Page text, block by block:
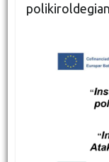
polikiroldegian